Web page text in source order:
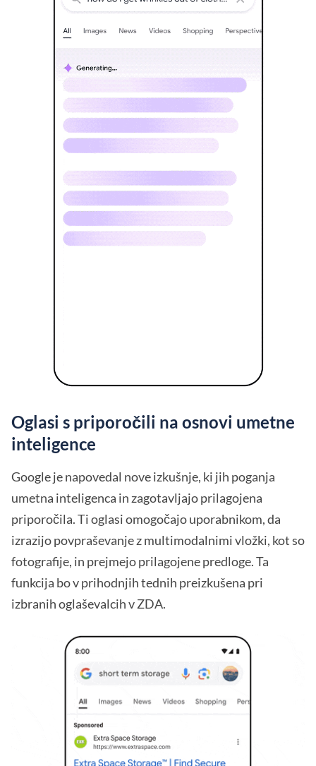
Oglasi s priporočili na osnovi umetne
inteligence
Google je napovedal nove izkušnje, ki jih poganja
umetna inteligenca in zagotavljajo prilagojena
priporočila. Ti oglasi omogočajo uporabnikom, da
izrazijo povpraševanje z multimodalnimi vložki, kot so
fotografije, in prejmejo prilagojene predloge. Ta
funkcija bo v prihodnjih tednih preizkušena pri
izbranih oglaševalcih v ZDA.